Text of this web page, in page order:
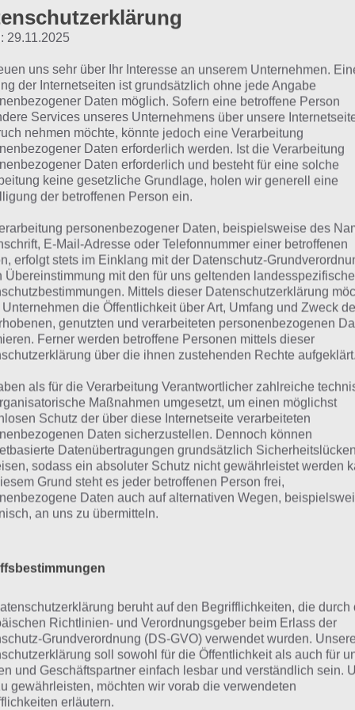
Weitere Lösungen zu 94% gesucht
App! Dort kannst du mit der
schnell die Antworten und
über 100 Level finden!
Reihenfolge der Level in 94% bei jedem Spieler
die 94% Lösung zum Bild: Wahl und Frauen.
Wahl und Frauen:
findest du alle richtigen Antworten zum Bild:
94%. Die Lösung ist dabei nach den Prozent-Werten
(31%)
(22%)
weiß (15%)
(10%)
Frauenrechte (6%)
(3%)
Aufgaben und Rätsel im
29.11.2025
uns sehr über Ihr Interesse an unserem Unternehmen.
der Internetseiten ist grundsätzlich ohne jede Angabe
Daten möglich. Sofern eine betroffene Person
Services unseres Unternehmens über unsere
nehmen möchte, könnte jedoch eine Verarbeitung
Daten erforderlich werden. Ist die Verarbeitung
Daten erforderlich und besteht für eine solche
keine gesetzliche Grundlage, holen wir generell eine
der betroffenen Person ein.
personenbezogener Daten, beispielsweise des
E-Mail-Adresse oder Telefonnummer einer betroffenen
erfolgt stets im Einklang mit der Datenschutz-
Übereinstimmung mit den für uns geltenden
Mittels dieser Datenschutzerklärung
Unternehmen die Öffentlichkeit über Art, Umfang und Zweck
genutzten und verarbeiteten personenbezogenen
Ferner werden betroffene Personen mittels dieser
über die ihnen zustehenden Rechte aufgeklärt.
als für die Verarbeitung Verantwortlicher zahlreiche
Maßnahmen umgesetzt, um einen möglichst
Schutz der über diese Internetseite verarbeiteten
Daten sicherzustellen. Dennoch können
Datenübertragungen grundsätzlich Sicherheitslücken
sodass ein absoluter Schutz nicht gewährleistet werden
Grund steht es jeder betroffenen Person frei,
Daten auch auf alternativen Wegen,
an uns zu übermitteln.
beruht auf den Begrifflichkeiten, die durch
Richtlinien- und Verordnungsgeber beim Erlass der
Grundverordnung (DS-GVO) verwendet wurden. Unsere
soll sowohl für die Öffentlichkeit als auch für
und Geschäftspartner einfach lesbar und verständlich sein.
gewährleisten, möchten wir vorab die verwendeten
erläutern.